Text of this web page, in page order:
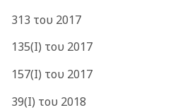
313 του 2017
135(I) του 2017
157(I) του 2017
39(Ι) του 2018